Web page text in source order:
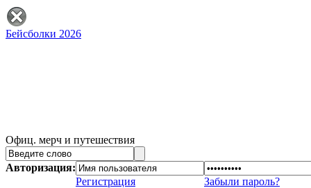
Бейсболки 2026
Офиц. мерч и путешествия
Авторизация:
Регистрация
Забыли пароль?